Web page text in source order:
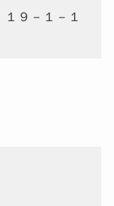
９－１－１